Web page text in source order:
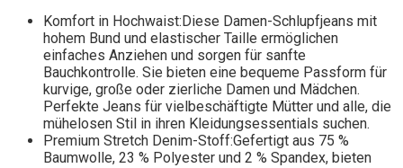
Komfort in Hochwaist:Diese Damen-Schlupfjeans mit
hohem Bund und elastischer Taille ermöglichen
einfaches Anziehen und sorgen für sanfte
Bauchkontrolle. Sie bieten eine bequeme Passform für
kurvige, große oder zierliche Damen und Mädchen.
Perfekte Jeans für vielbeschäftigte Mütter und alle, die
mühelosen Stil in ihren Kleidungsessentials suchen.
Premium Stretch Denim-Stoff:Gefertigt aus 75 %
Baumwolle, 23 % Polyester und 2 % Spandex, bieten